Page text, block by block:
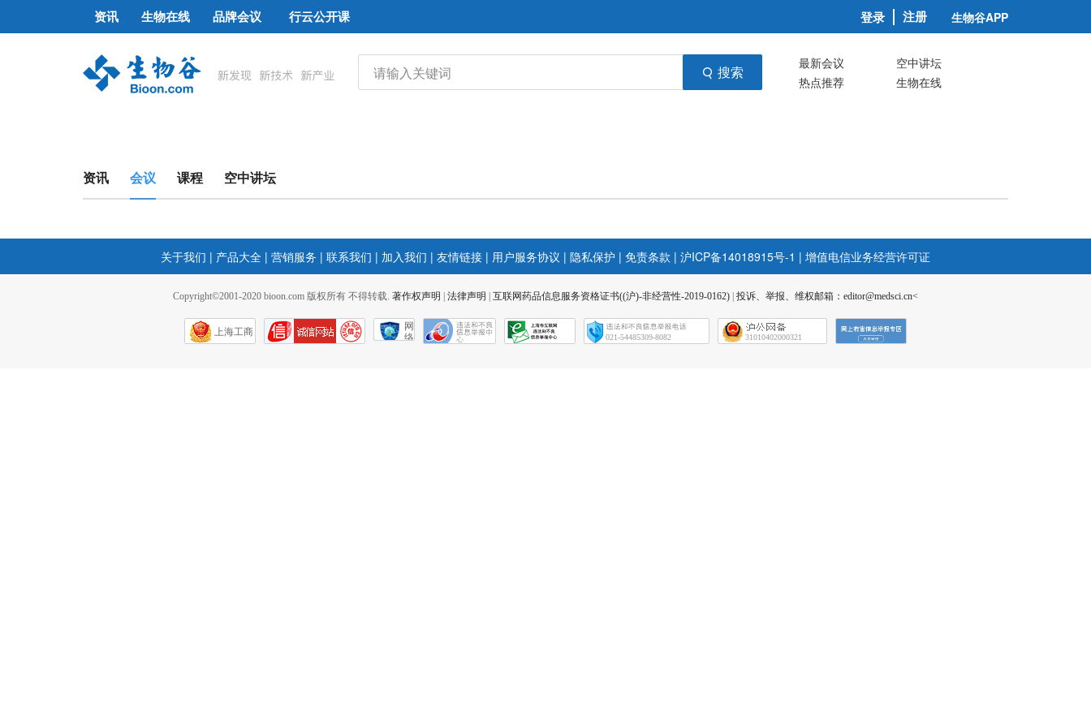
资讯 生物在线 品牌会议 行云公开课 登录 注册 生物谷APP
搜索 最新会议
空中讲坛
热点推荐
生物在线
资讯 会议 课程 空中讲坛
关于我们 | 产品大全 | 营销服务 | 联系我们 | 加入我们 | 友情链接 | 用户服务协议 | 隐私保护 | 免责条款 | 沪ICP备14018915号-1 | 增值电信业务经营许可证
Copyright©2001-2020 bioon.com 版权所有 不得转载. 著作权声明 法律声明 互联网药品信息服务资格证书((沪)-非经营性-2019-0162) 投诉、举报、维权邮箱：editor@medsci.cn<
上海工商
网
络
021-54485309-8082 31010402000321